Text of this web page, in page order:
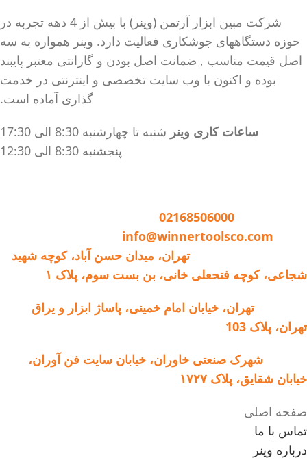
شرکت مبین ابزار آرتمن (وینر) با بیش از 4 دهه تجربه در
حوزه دستگاههای جوشکاری فعالیت دارد. وینر همواره به سه
اصل قیمت مناسب , ضمانت اصل بودن و گارانتی معتبر پایبند
بوده و اکنون با وب سایت تخصصی و اینترنتی در خدمت
گذاری آماده است.
ساعات کاری وینر شنبه تا چهارشنبه 8:30 الی 17:30
پنجشنبه 8:30 الی 12:30
02168506000
info@winnertoolsco.com
تهران، میدان حسن آباد، کوچه شهید
شجاعی، کوچه فتحعلی خانی، بن بست سوم، پلاک ۱
تهران، خیابان امام خمینی، پاساژ ابزار و یراق
تهران، پلاک 103
شهرک صنعتی خاوران، خیابان سایت فن آوران،
خیابان شقایق، پلاک ۱۷۲۷
صفحه اصلی
تماس با ما
درباره وینر